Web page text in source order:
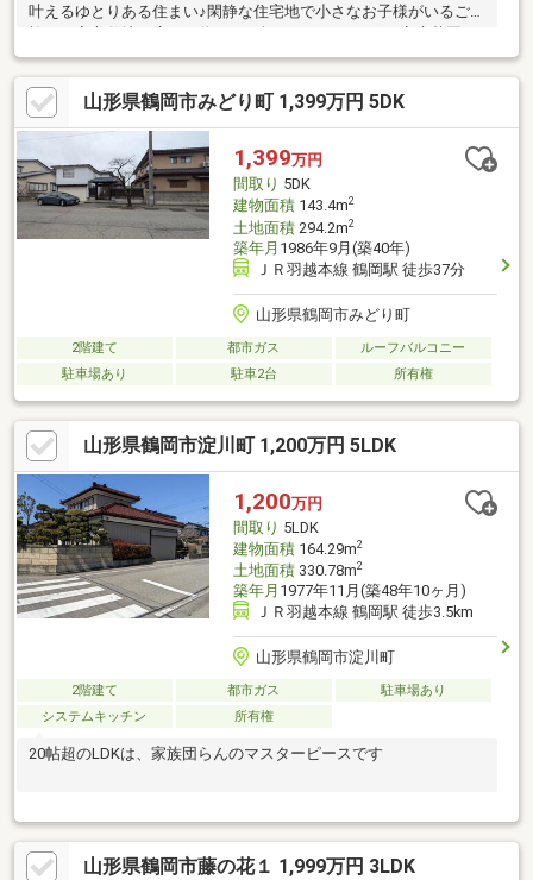
叶えるゆとりある住まい♪閑静な住宅地で小さなお子様がいるご家
楽しめる広々敷地♪◆周辺環境◆・朝暘第一小学校まで徒歩約７
分（約５６０ｍ）・鶴岡第三中学校まで徒歩約６分（約４４０
ｍ）・ひとみ保育園まで徒歩約５分（約３８０ｍ）・セブンイレ
ブン鶴岡千石町店まで徒歩約４分（約２６０ｍ）・ファミリーマ
ート鶴岡城南町店まで徒歩約５分（約３７０ｍ）・主婦の店
mina店まで徒歩約１０分（約７９０ｍ）・ＣＯＯＰ千石センター
まで徒歩約１２分（約９５０ｍ）
山形県鶴岡市みどり町 1,399万円 5DK
1,399万円
間取り 5DK
建物面積143.4m2
土地面積294.2m2
築年月 1986年9月(築40年)
ＪＲ羽越本線 鶴岡駅 徒歩37分
山形県鶴岡市みどり町
2階建て 都市ガス
ルーフバルコニー
駐車場あり
駐車2台 所有権
山形県鶴岡市淀川町 1,200万円 5LDK
1,200万円
間取り 5LDK
建物面積164.29m2
土地面積330.78m2
築年月 1977年11月(築48年10ヶ月)
ＪＲ羽越本線 鶴岡駅 徒歩3.5km
山形県鶴岡市淀川町
2階建て 都市ガス
駐車場あり
システムキッチン
所有権
20帖超のLDKは、家族団らんのマスターピースです
山形県鶴岡市藤の花１ 1,999万円 3LDK